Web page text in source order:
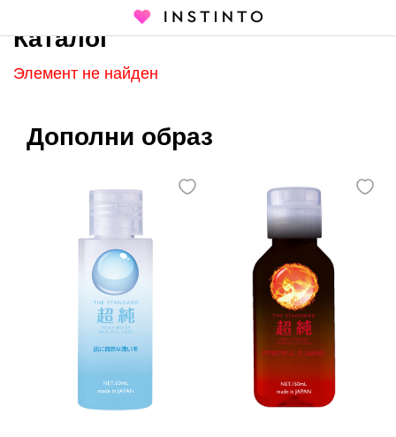
Каталог
Каталог
Элемент не найден
Дополни образ